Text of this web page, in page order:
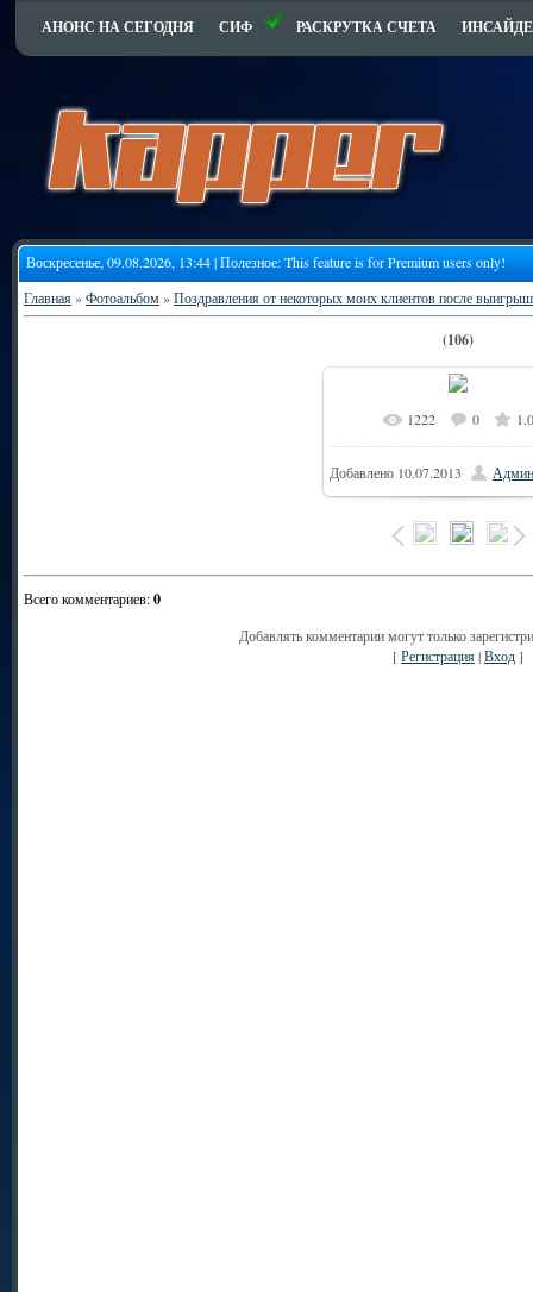
АНОНС НА СЕГОДНЯ СИФ РАСКРУТКА СЧЕТА
Воскресенье, 09.08.2026, 13:44 | Полезное:This feature is for Premium users only!
Главная»Фотоальбом»Поздравления от некоторых моих клиентов после
(106)
В реальном размере
172.6Kb
1222 0 1.0
Добавлено 10.07.2013
Всего комментариев:0
Добавлять комментарии могут только
[Регистрация|Вход]